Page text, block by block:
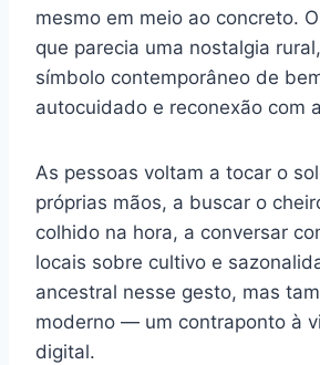
mesmo em meio ao concreto.
que parecia uma nostalgia
símbolo contemporâneo de
autocuidado e reconexão com
As pessoas voltam a tocar o
próprias mãos, a buscar o
colhido na hora, a conversar
locais sobre cultivo e
ancestral nesse gesto, mas
moderno — um contraponto à
digital.